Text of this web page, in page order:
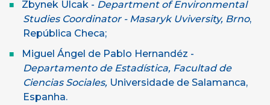
Zbynek Ulcak - Department of Environmental
Studies Coordinator - Masaryk Uviversity, Brno,
República Checa;
Miguel Ángel de Pablo Hernandéz -
Departamento de Estadística, Facultad de
Ciencias Sociales, Universidade de Salamanca,
Espanha.